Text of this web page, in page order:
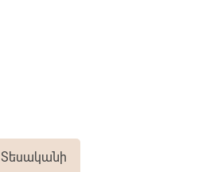
Տեսականի